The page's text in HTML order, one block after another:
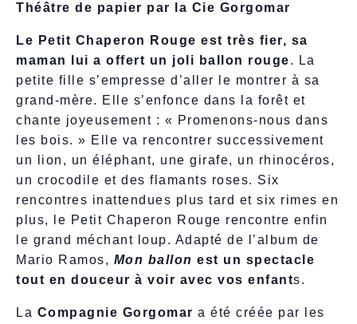
Théâtre de papier par la Cie Gorgomar
Le Petit Chaperon Rouge est très fier, sa
maman lui a offert un joli ballon rouge. La
petite fille s’empresse d’aller le montrer à sa
grand-mère. Elle s’enfonce dans la forêt et
chante joyeusement : « Promenons-nous dans
les bois. » Elle va rencontrer successivement
un lion, un éléphant, une girafe, un rhinocéros,
un crocodile et des flamants roses. Six
rencontres inattendues plus tard et six rimes en
plus, le Petit Chaperon Rouge rencontre enfin
le grand méchant loup. Adapté de l’album de
Mario Ramos, Mon ballon est un spectacle
tout en douceur à voir avec vos enfants.
La Compagnie Gorgomar a été créée par les